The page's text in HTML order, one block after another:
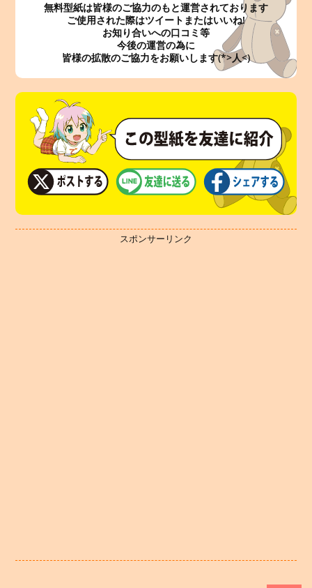
無料型紙は皆様のご協力のもと運営されております
ご使用された際はツイートまたはいいね!
お知り合いへの口コミ等
今後の運営の為に
皆様の拡散のご協力をお願いします(*>人<)
スポンサーリンク